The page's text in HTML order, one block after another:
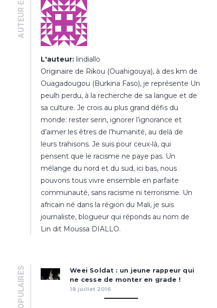
AUTEUR·E
L'auteur: lindiallo
Originaire de Rikou (Ouahigouya), à des km de
Ouagadougou (Burkina Faso), je représente Un
peulh perdu, à la recherche de sa langue et de
sa culture. Je crois au plus grand défis du
monde: rester serin, ignorer l’ignorance et
d’aimer les êtres de l’humanité, au delà de
leurs trahisons. Je suis pour ceux-là, qui
pensent que le racisme ne paye pas. Un
mélange du nord et du sud, ici bas, nous
pouvons tous vivre ensemble en parfaite
communauté, sans racisme ni terrorisme. Un
africain né dans la région du Mali, je suis
journaliste, blogueur qui réponds au nom de
Lin dit Moussa DIALLO.
POPULAIRES
Weei Soldat : un jeune rappeur qui
ne cesse de monter en grade !
18 juillet 2016